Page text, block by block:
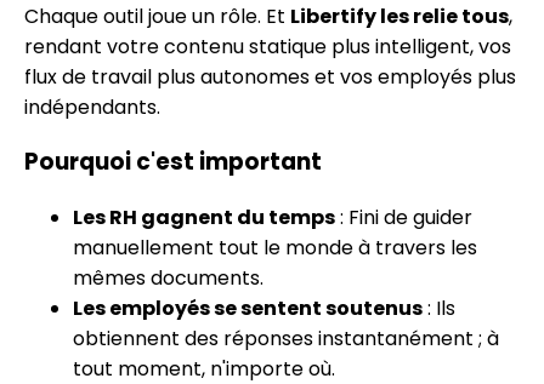
Chaque outil joue un rôle. Et Libertify les relie tous,
rendant votre contenu statique plus intelligent, vos
flux de travail plus autonomes et vos employés plus
indépendants.
Pourquoi c'est important
Les RH gagnent du temps: Fini de guider
manuellement tout le monde à travers les
mêmes documents.
Les employés se sentent soutenus: Ils
obtiennent des réponses instantanément ; à
tout moment, n'importe où.